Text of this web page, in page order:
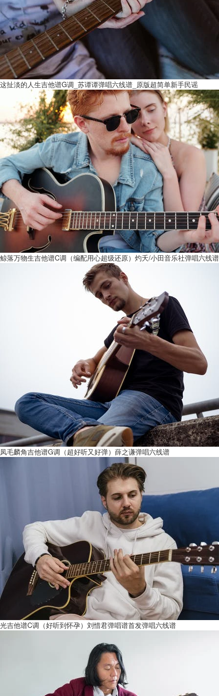
这扯淡的人生吉他谱G调_苏谭谭弹唱六线谱_原版超简单新手民谣
鲸落万物生吉他谱C调（编配用心超级还原）灼夭/小田音乐社弹唱六线谱
凤毛麟角吉他谱G调（超好听又好弹）薛之谦弹唱六线谱
光吉他谱C调（好听到怀孕）刘惜君弹唱谱首发弹唱六线谱